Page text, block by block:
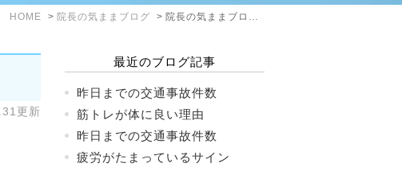
HOME 院長の気ままブログ 院長の気ままブログ: 2024年1月
更新
最近のブログ記事
昨日までの交通事故件数
筋トレが体に良い理由
昨日までの交通事故件数
疲労がたまっているサイン